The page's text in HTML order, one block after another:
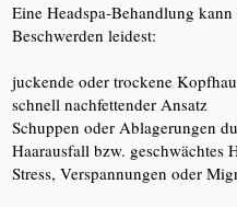
Eine Headspa-Behandlung
Beschwerden leidest:
juckende oder trockene
schnell nachfettender Ansatz
Schuppen oder Ablagerungen
Haarausfall bzw. geschwächtes
Stress, Verspannungen oder